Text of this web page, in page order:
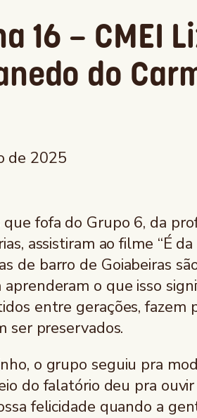
16 – CMEI
do
de 2025
que fofa do Grupo 6, da
assistiram ao filme “É
de barro de Goiabeiras
aprenderam o que isso
entre gerações,
ser preservados.
o grupo seguiu pra
do falatório deu pra
felicidade quando a